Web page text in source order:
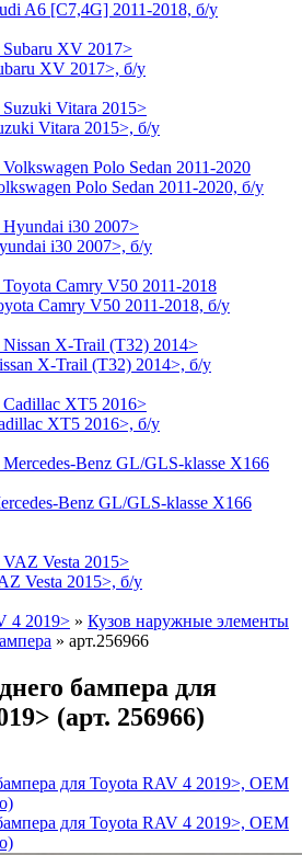
A6 [C7,4G] 2011-2018, б/у
XV 2017>, б/у
Vitara 2015>, б/у
Polo Sedan 2011-2020, б/у
i30 2007>, б/у
Camry V50 2011-2018, б/у
X-Trail (T32) 2014>, б/у
XT5 2016>, б/у
Benz GL/GLS-klasse X166
Vesta 2015>, б/у
4 2019> » Кузов наружные элементы
» арт.256966
бампера для
(арт. 256966)